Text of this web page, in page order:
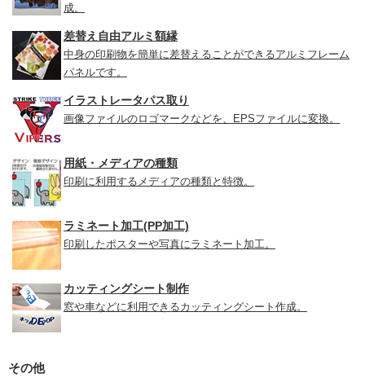
成。
差替え自由アルミ額縁
中身の印刷物を簡単に差替えることができるアルミフレーム
パネルです。
イラストレータパス取り
画像ファイルのロゴマークなどを、EPSファイルに変換。
用紙・メディアの種類
印刷に利用するメディアの種類と特徴。
ラミネート加工(PP加工)
印刷したポスターや写真にラミネート加工。
カッティングシート制作
窓や車などに利用できるカッティングシート作成。
その他